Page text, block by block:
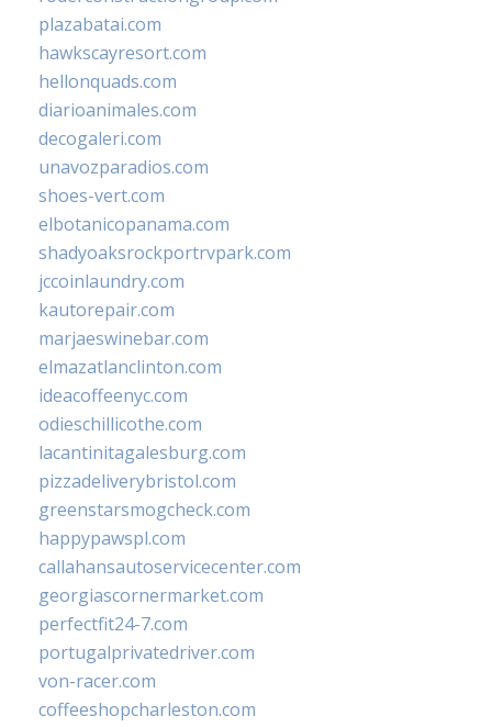
plazabatai.com
hawkscayresort.com
hellonquads.com
diarioanimales.com
decogaleri.com
unavozparadios.com
shoes-vert.com
elbotanicopanama.com
shadyoaksrockportrvpark.com
jccoinlaundry.com
kautorepair.com
marjaeswinebar.com
elmazatlanclinton.com
ideacoffeenyc.com
odieschillicothe.com
lacantinitagalesburg.com
pizzadeliverybristol.com
greenstarsmogcheck.com
happypawspl.com
callahansautoservicecenter.com
georgiascornermarket.com
perfectfit24-7.com
portugalprivatedriver.com
von-racer.com
coffeeshopcharleston.com